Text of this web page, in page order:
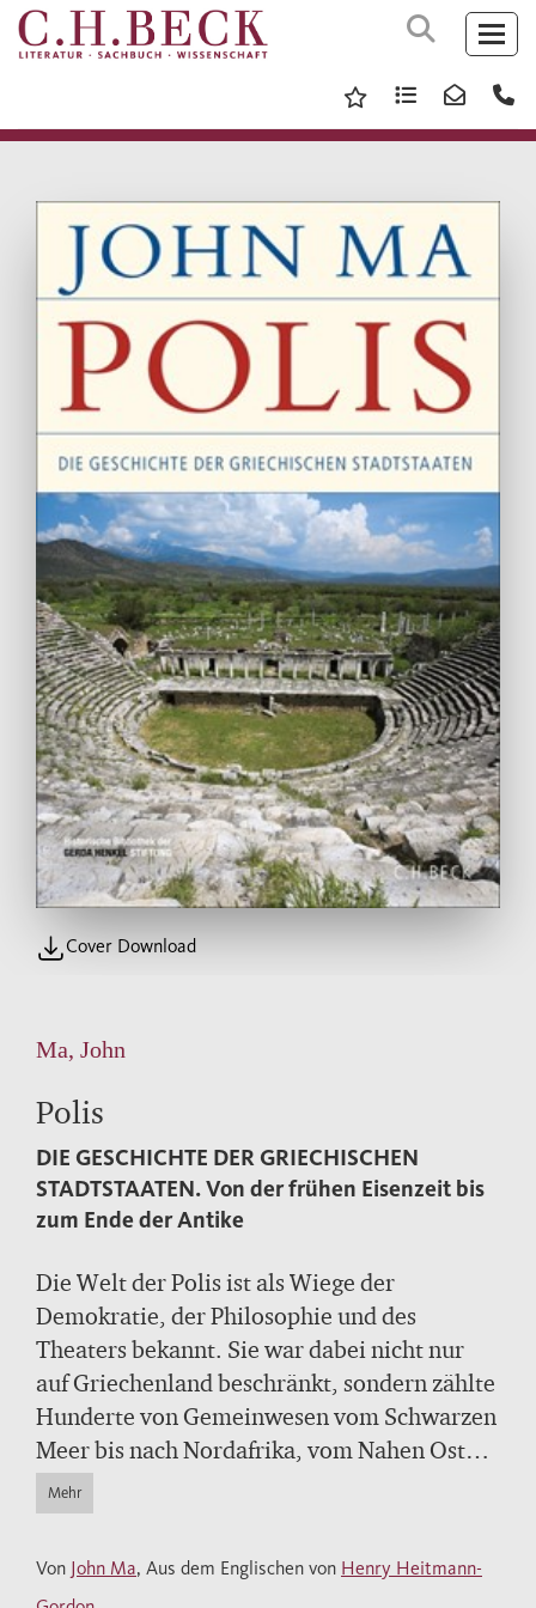
Cover Download
Ma, John
Polis
DIE GESCHICHTE DER GRIECHISCHEN
STADTSTAATEN.Von der frühen Eisenzeit bis
zum Ende der Antike
Die Welt der Polis ist als Wiege der
Demokratie, der Philosophie und des
Theaters bekannt. Sie war dabei nicht nur
auf Griechenland beschränkt, sondern zählte
Hunderte von Gemeinwesen vom Schwarzen
Meer bis nach Nordafrika, vom Nahen Osten
bis nach Unteritalien. Zum ersten Mal lässt
sich die vielfältige tausendjährige Geschichte
einzigen Band nachverfolgen – von den
Mehr
Von John Ma, Aus dem Englischen von Henry Heitmann-